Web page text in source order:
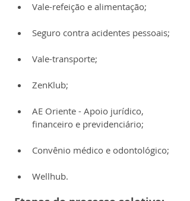
Vale-refeição e alimentação;
Seguro contra acidentes pessoais;
Vale-transporte;
ZenKlub;
AE Oriente - Apoio jurídico,
financeiro e previdenciário;
Convênio médico e odontológico;
Wellhub.